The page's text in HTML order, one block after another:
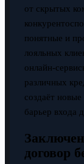
от скрытых
понятные и
лояльных
онлайн-
различных
создаёт
барьер входа
договор